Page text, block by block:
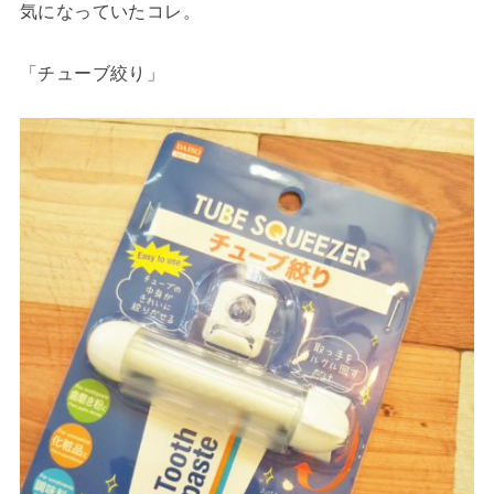
気になっていたコレ。
「チューブ絞り」